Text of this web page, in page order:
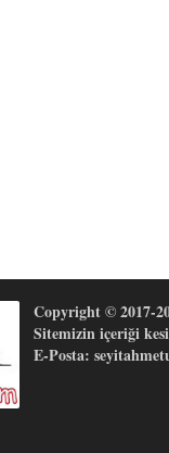
Copyright © 2017-
Sitemizin içeriği
E-Posta: